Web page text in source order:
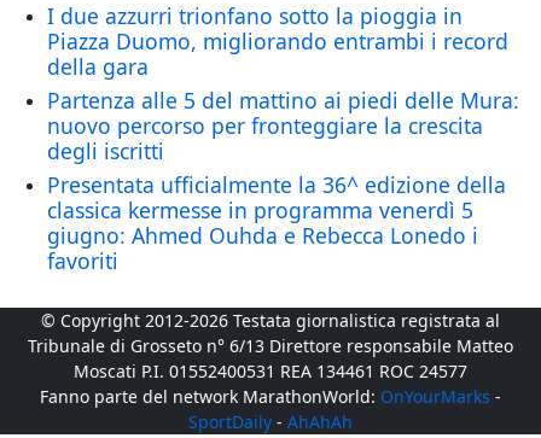
I due azzurri trionfano sotto la pioggia in
Piazza Duomo, migliorando entrambi i record
della gara
Partenza alle 5 del mattino ai piedi delle Mura:
nuovo percorso per fronteggiare la crescita
degli iscritti
Presentata ufficialmente la 36^ edizione della
classica kermesse in programma venerdì 5
giugno: Ahmed Ouhda e Rebecca Lonedo i
favoriti
© Copyright 2012-2026 Testata giornalistica registrata al
Tribunale di Grosseto n° 6/13 Direttore responsabile Matteo
Moscati P.I. 01552400531 REA 134461 ROC 24577
Fanno parte del network MarathonWorld: OnYourMarks -
SportDaily - AhAhAh